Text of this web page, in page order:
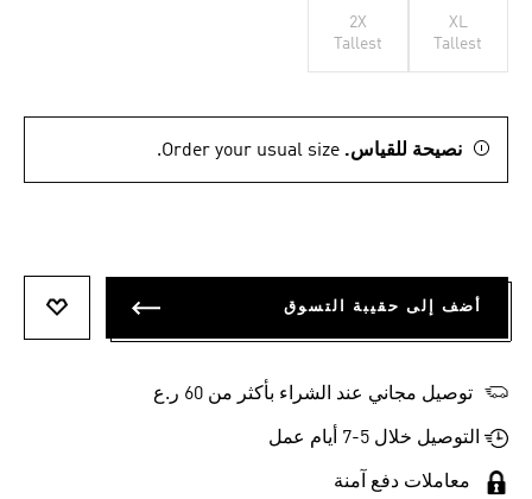
XL
Tallest
2X
Tallest
نصيحة للقياس. Order your usual size.
أضف إلى حقيبة التسوق
توصيل مجاني عند الشراء بأكثر من 60 ر.ع
التوصيل خلال 5-7 أيام عمل
معاملات دفع آمنة